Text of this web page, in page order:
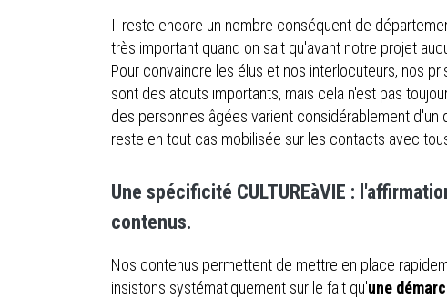
Il reste encore un nombre conséquent de
très important quand on sait qu'avant notre projet
Pour convaincre les élus et nos interlocuteurs, nos
sont des atouts importants, mais cela n'est pas
des personnes âgées varient considérablement d'un
reste en tout cas mobilisée sur les contacts avec
Une spécificité CULTUREàVIE :
contenus.
Nos contenus permettent de mettre en place
insistons systématiquement sur le fait qu'une